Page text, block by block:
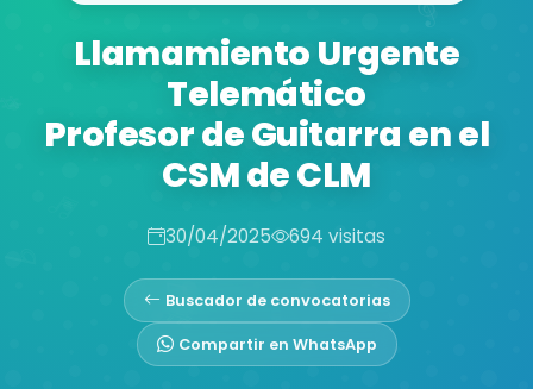
Llamamiento Urgente
Telemático
Profesor de Guitarra en el
CSM de CLM
30/04/2025 694 visitas
Buscador de convocatorias
Compartir en WhatsApp